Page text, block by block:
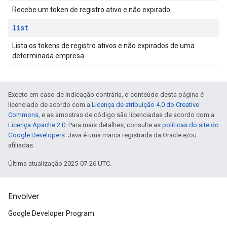
Recebe um token de registro ativo e não expirado.
list
Lista os tokens de registro ativos e não expirados de uma
determinada empresa.
Exceto em caso de indicação contrária, o conteúdo desta página é
licenciado de acordo com a Licença de atribuição 4.0 do Creative
Commons, e as amostras de código são licenciadas de acordo com a
Licença Apache 2.0. Para mais detalhes, consulte as políticas do site do
Google Developers. Java é uma marca registrada da Oracle e/ou
afiliadas.
Última atualização 2025-07-26 UTC.
Envolver
Google Developer Program